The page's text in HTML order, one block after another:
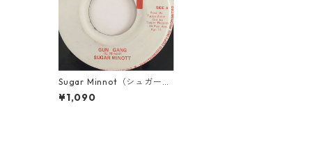
Sugar Minnot（シュガーマ
イノット） - Gun Gang
【7'】
¥1,090